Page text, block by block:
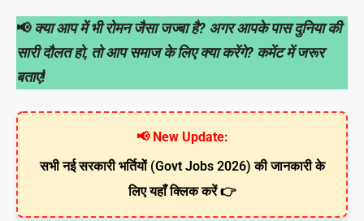
📢 क्या आप में भी रोमन जैसा जज्बा है? अगर आपके पास दुनिया की
सारी दौलत हो, तो आप समाज के लिए क्या करेंगे? कमेंट में जरूर
बताएं!
📢 New Update:
सभी नई सरकारी भर्तियों (Govt Jobs 2026) की जानकारी के
लिए यहाँ क्लिक करें 👉